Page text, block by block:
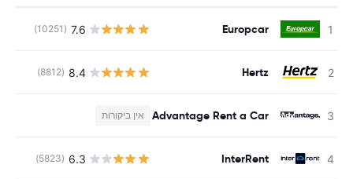
Europcar
7.6
(10251)
Hertz
8.4
(8812)
Advantage Rent a Car אין ביקורות
InterRent
6.3
(5823)